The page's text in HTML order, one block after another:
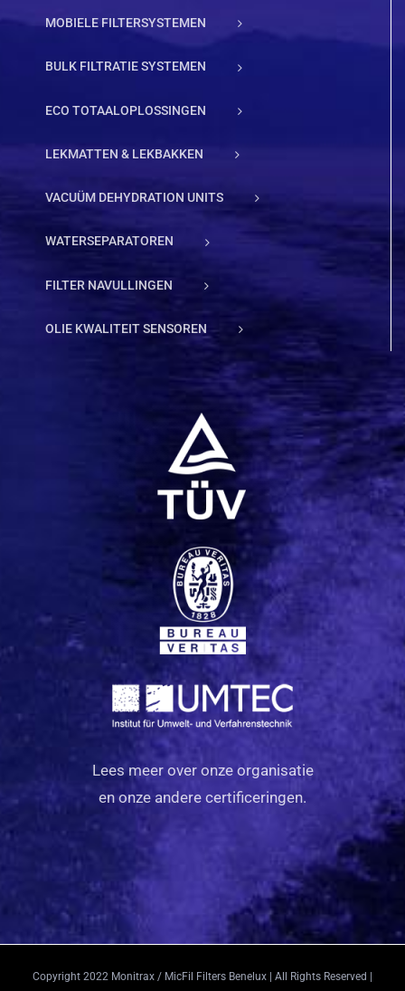
MOBIELE FILTERSYSTEMEN
BULK FILTRATIE SYSTEMEN
ECO TOTAALOPLOSSINGEN
LEKMATTEN & LEKBAKKEN
VACUÜM DEHYDRATION UNITS
WATERSEPARATOREN
FILTER NAVULLINGEN
OLIE KWALITEIT SENSOREN
Lees meer over onze organisatie
en onze andere certificeringen.
Copyright 2022 Monitrax / MicFil Filters Benelux | All Rights Reserved |